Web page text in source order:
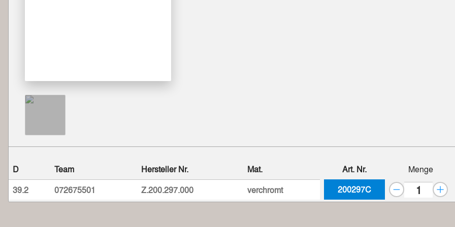
D Team Hersteller Nr. Mat. Art. Nr. Menge
39.2
072675501 Z.200.297.000 verchromt 200297C